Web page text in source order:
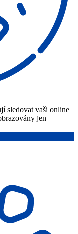
sledovat vaši online
jen